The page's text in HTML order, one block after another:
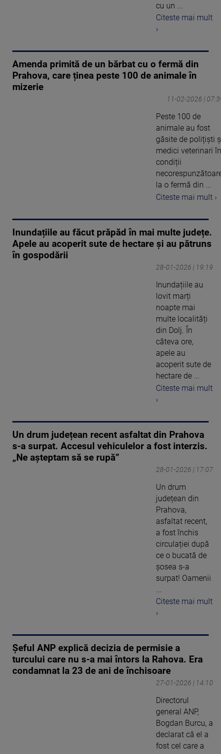
cu un ...
Citeste mai mult
›
Amenda primită de un bărbat cu o fermă din
Prahova, care ținea peste 100 de animale în
mizerie
11-02-2026 |
Peste 100 de
animale au fost
găsite de polițiști
medici veterinari în
condiții
la o fermă din ...
Citeste mai mult ›
Inundațiile au făcut prăpăd în mai multe județe.
Apele au acoperit sute de hectare și au pătruns
în gospodării
28-01-2026 | 19:19
Inundațiile au
lovit marți
noapte mai
multe localități
din Dolj. În
câteva ore,
apele au
acoperit sute de
hectare de ...
Citeste mai mult
›
Un drum județean recent asfaltat din Prahova
s-a surpat. Accesul vehiculelor a fost interzis.
„Ne așteptam să se rupă”
28-01-2026 | 17:07
Un drum
județean din
Prahova,
asfaltat recent,
a fost închis
circulației după
ce o bucată de
șosea s-a
surpat! Oamenii
Citeste mai mult
›
Șeful ANP explică decizia de permisie a
turcului care nu s-a mai întors la Rahova. Era
condamnat la 23 de ani de închisoare
27-01-2026 | 14:10
Directorul
general ANP,
Bogdan Burcu, a
declarat că el a
fost cel care a